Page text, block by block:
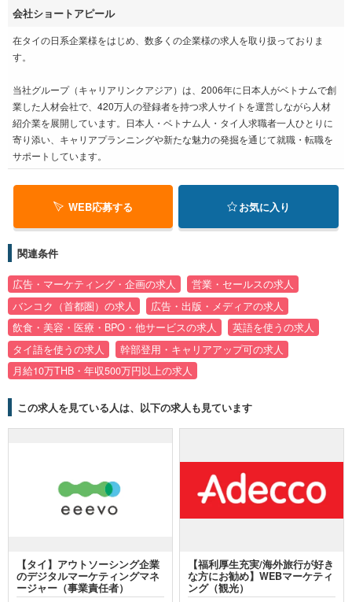
会社ショートアピール
在タイの日系企業様をはじめ、数多くの企業様の求人を取り扱っておりま
す。
当社グループ（キャリアリンクアジア）は、2006年に日本人がベトナムで創
業した人材会社で、420万人の登録者を持つ求人サイトを運営しながら人材
紹介業を展開しています。日本人・ベトナム人・タイ人求職者一人ひとりに
寄り添い、キャリアプランニングや新たな魅力の発掘を通じて就職・転職を
サポートしています。
WEB応募する お気に入り
関連条件
広告・マーケティング・企画の求人
営業・セールスの求人
バンコク（首都圏）の求人
広告・出版・メディアの求人
飲食・美容・医療・BPO・他サービスの求人
英語を使うの求人
タイ語を使うの求人
幹部登用・キャリアアップ可の求人
月給10万THB・年収500万円以上の求人
この求人を見ている人は、以下の求人も見ています
【タイ】アウトソーシング企業
のデジタルマーケティングマネ
ージャー（事業責任者）
【福利厚生充実/海外旅行が好き
な方にお勧め】WEBマーケティ
ング（観光）